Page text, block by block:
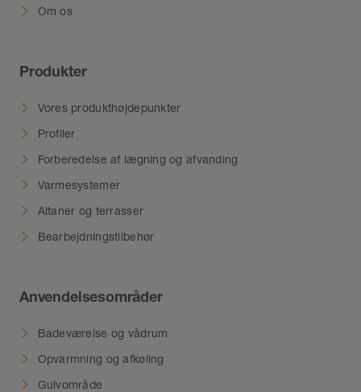
Om os
Produkter
Vores produkthøjdepunkter
Profiler
Forberedelse af lægning og afvanding
Varmesystemer
Altaner og terrasser
Bearbejdningstilbehør
Anvendelsesområder
Badeværelse og vådrum
Opvarmning og afkøling
Gulvområde